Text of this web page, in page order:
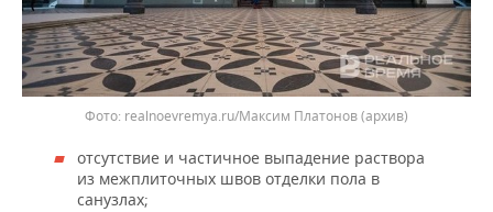
realnoevremya.ru/Максим Платонов (архив)
отсутствие и частичное выпадение раствора
из межплиточных швов отделки пола в
санузлах;